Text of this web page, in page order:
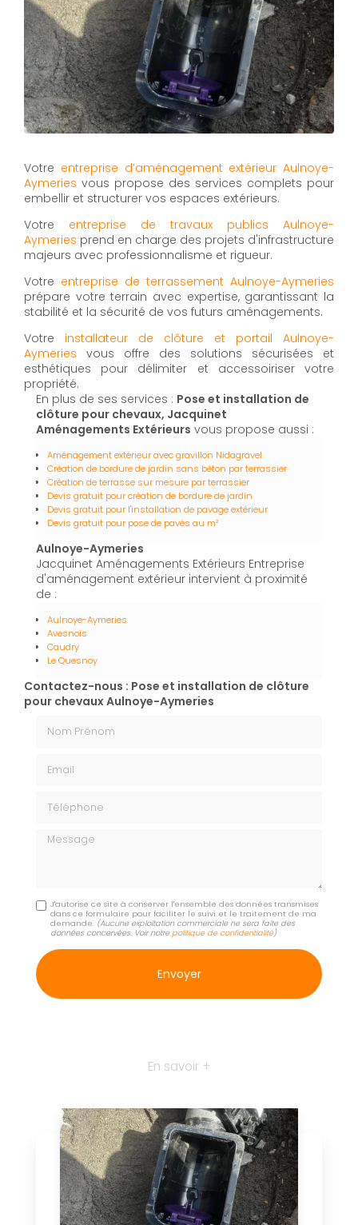
Votre entreprise d’aménagement extérieur Aulnoye-
Aymeries vous propose des services complets pour
embellir et structurer vos espaces extérieurs.
Votre entreprise de travaux publics Aulnoye-
Aymeries prend en charge des projets d'infrastructure
majeurs avec professionnalisme et rigueur.
Votre entreprise de terrassement Aulnoye-Aymeries
prépare votre terrain avec expertise, garantissant la
stabilité et la sécurité de vos futurs aménagements.
Votre installateur de clôture et portail Aulnoye-
Aymeries vous offre des solutions sécurisées et
esthétiques pour délimiter et accessoiriser votre
propriété.
En plus de ses services : Pose et installation de
clôture pour chevaux, Jacquinet
Aménagements Extérieurs vous propose aussi :
Aménagement extérieur avec gravillon Nidagravel
Création de bordure de jardin sans béton par terrassier
Création de terrasse sur mesure par terrassier
Devis gratuit pour création de bordure de jardin
Devis gratuit pour l'installation de pavage extérieur
Devis gratuit pour pose de pavés au m²
Aulnoye-Aymeries
Jacquinet Aménagements Extérieurs Entreprise
d'aménagement extérieur intervient à proximité
de :
Aulnoye-Aymeries
Avesnois
Caudry
Le Quesnoy
Contactez-nous : Pose et installation de clôture
pour chevaux Aulnoye-Aymeries
Message
J'autorise ce site à conserver l'ensemble des données transmises
dans ce formulaire pour faciliter le suivi et le traitement de ma
demande. (Aucune exploitation commerciale ne sera faite des
données concervées. Voir notrepolitique de confidentialité)
En savoir +